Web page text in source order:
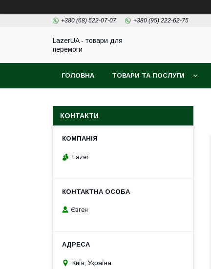
+380 (68) 522-07-07 +380 (95) 222-62-75
LazerUA - товари для
перемоги
ГОЛОВНА ТОВАРИ ТА ПОСЛУГИ
КОНТАКТИ
Lazer
Євген
Київ, Україна